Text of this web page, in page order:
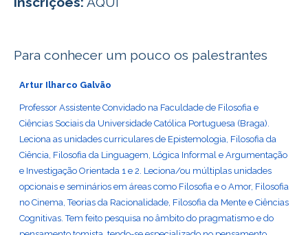
Para conhecer um pouco os palestrantes
Artur Ilharco Galvão
Professor Assistente Convidado na Faculdade de Filosofia e
Ciências Sociais da Universidade Católica Portuguesa (Braga).
Leciona as unidades curriculares de Epistemologia, Filosofia da
Ciência, Filosofia da Linguagem, Lógica Informal e Argumentação
e Investigação Orientada 1 e 2. Leciona/ou múltiplas unidades
opcionais e seminários em áreas como Filosofia e o Amor, Filosofia
no Cinema, Teorias da Racionalidade, Filosofia da Mente e Ciências
Cognitivas. Tem feito pesquisa no âmbito do pragmatismo e do